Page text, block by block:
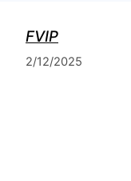
FVIP
2/12/2025